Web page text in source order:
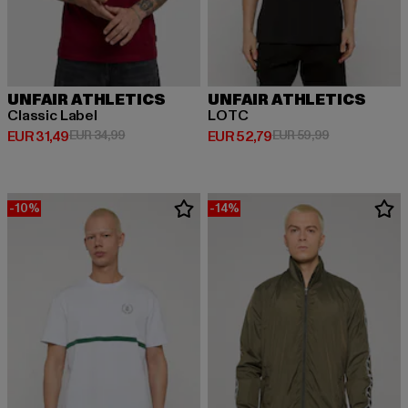
UNFAIR ATHLETICS
Classic Label
EUR 31,49
Huidige prijs: EUR 31,49
EUR 34,99Actieprijs: EUR 34,99
UNFAIR ATHLETICS
LOTC
EUR 52,79
Huidige prijs: EUR 52,79
EUR 59,99Actieprijs:
-10% -14%